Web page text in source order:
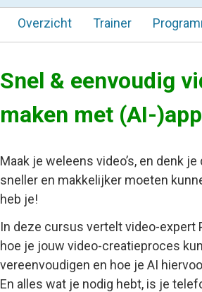
Overzicht Trainer
Snel & eenvoudig
maken met (AI-
Maak je weleens video’s, en denk
sneller en makkelijker moeten
heb je!
In deze cursus vertelt video-expert
hoe je jouw video-creatieproces
vereenvoudigen en hoe je AI
En alles wat je nodig hebt, is je